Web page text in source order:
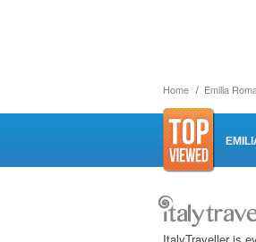
Home Emilia